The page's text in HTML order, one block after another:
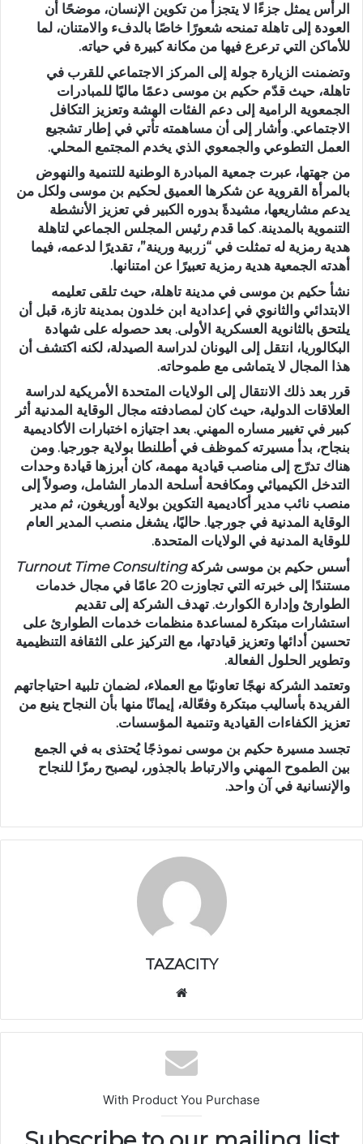
الرأس يمثل جزءًا لا يتجزأ من تكوين الإنسان، موضحًا أن
العودة إلى تاهلة تمنحه شعورًا خاصًا بالدفء والامتنان، لما
للأماكن التي ترعرع فيها من مكانة كبيرة في حياته.
وتضمنت الزيارة جولة إلى المركز الاجتماعي للقرب في
تاهلة، حيث قدّم حكيم بن موسى دعمًا ماليًا للمبادرات
الجمعوية الرامية إلى دعم الفئات الهشة وتعزيز التكافل
الاجتماعي. وأشار إلى أن مساهمته تأتي في إطار تشجيع
العمل التطوعي والجمعوي الذي يخدم المجتمع المحلي.
من جهتها، عبرت جمعية المبادرة الوطنية للتنمية والنهوض
بالمرأة القروية عن شكرها العميق لحكيم بن موسى ولكل من
يدعم مشاريعها، مشيدةً بدوره الكبير في تعزيز الأنشطة
التنموية بالمدينة. كما قدم رئيس المجلس الجماعي لتاهلة
هدية رمزية له تمثلت في “زربية ورينة”، تقديرًا لدعمه، فيما
أهدته الجمعية هدية رمزية تعبيرًا عن امتنانها.
نشأ حكيم بن موسى في مدينة تاهلة، حيث تلقى تعليمه
الابتدائي والثانوي في إعدادية ابن خلدون بمدينة تازة، قبل أن
يلتحق بالثانوية العسكرية الأولى. بعد حصوله على شهادة
البكالوريا، انتقل إلى اليونان لدراسة الصيدلة، لكنه اكتشف أن
هذا المجال لا يتماشى مع طموحاته.
قرر بعد ذلك الانتقال إلى الولايات المتحدة الأمريكية لدراسة
العلاقات الدولية، حيث كان لمصادفته مجال الوقاية المدنية أثر
كبير في تغيير مساره المهني. بعد اجتيازه اختبارات الأكاديمية
بنجاح، بدأ مسيرته كموظف في أطلنطا بولاية جورجيا. ومن
هناك تدرّج إلى مناصب قيادية مهمة، كان أبرزها قيادة وحدات
التدخل الكيميائي ومكافحة أسلحة الدمار الشامل، وصولاً إلى
منصب نائب مدير أكاديمية التكوين بولاية أوريغون، ثم مدير
الوقاية المدنية في جورجيا. حاليًا، يشغل منصب المدير العام
للوقاية المدنية في الولايات المتحدة.
أسس حكيم بن موسى شركةTurnout Time Consulting
مستندًا إلى خبرته التي تجاوزت 20 عامًا في مجال خدمات
الطوارئ وإدارة الكوارث. تهدف الشركة إلى تقديم
استشارات مبتكرة لمساعدة منظمات خدمات الطوارئ على
تحسين أدائها وتعزيز قيادتها، مع التركيز على الثقافة التنظيمية
وتطوير الحلول الفعالة.
وتعتمد الشركة نهجًا تعاونيًا مع العملاء، لضمان تلبية احتياجاتهم
الفريدة بأساليب مبتكرة وفعّالة، إيمانًا منها بأن النجاح ينبع من
تعزيز الكفاءات القيادية وتنمية المؤسسات.
تجسد مسيرة حكيم بن موسى نموذجًا يُحتذى به في الجمع
بين الطموح المهني والارتباط بالجذور، ليصبح رمزًا للنجاح
والإنسانية في آن واحد.
TAZACITY
الوي
ب
With Product You Purchase